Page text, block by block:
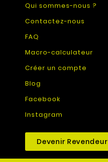
Qui sommes-nous ?
Contactez-nous
FAQ
Macro-calculateur
Créer un compte
Blog
Facebook
Instagram
Devenir Revendeur